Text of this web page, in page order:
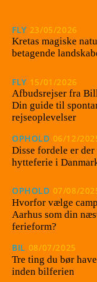
FLY 23/05/2026
Kretas magiske
betagende
FLY 15/01/2026
Afbudsrejser fra
Din guide til
rejseoplevelser
OPHOLD 06/12/
Disse fordele er der
hytteferie i
OPHOLD 07/08/
Hvorfor vælge
Aarhus som din
ferieform?
BIL 08/07/2025
Tre ting du bør
inden bilferien